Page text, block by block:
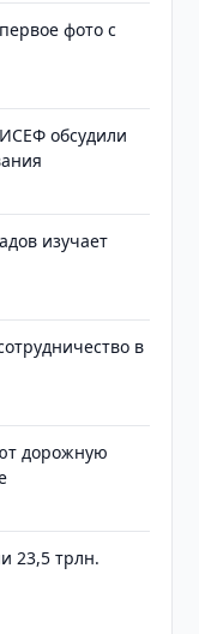
фото с
обсудили
изучает
в
дорожную
23,5 трлн.